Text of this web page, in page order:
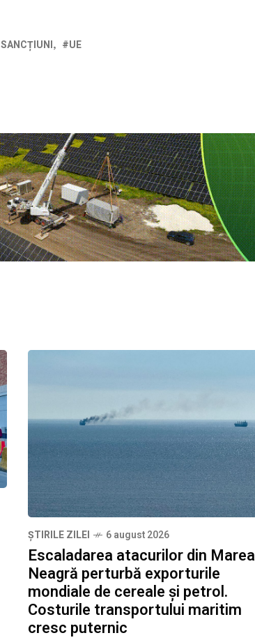
SANCȚIUNI UE
ȘTIRILE ZILEI 6 august 2026
Escaladarea atacurilor din Marea
Neagră perturbă exporturile
mondiale de cereale și petrol.
Costurile transportului maritim
cresc puternic